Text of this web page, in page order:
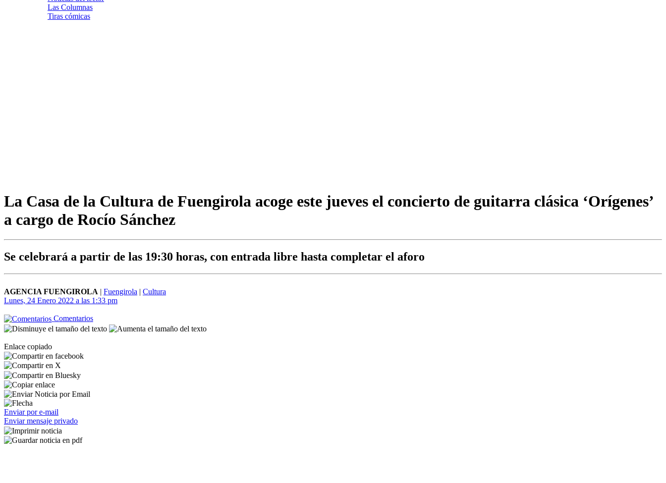
Las Columnas
Tiras cómicas
La Casa de la Cultura de Fuengirola acoge este jueves el concierto de guitarra clásica ‘Orígenes’
a cargo de Rocío Sánchez
Se celebrará a partir de las 19:30 horas, con entrada libre hasta completar el aforo
AGENCIA FUENGIROLA | Fuengirola | Cultura
Lunes, 24 Enero 2022 a las 1:33 pm
Comentarios
Enlace copiado
Enviar por e-mail
Enviar mensaje privado